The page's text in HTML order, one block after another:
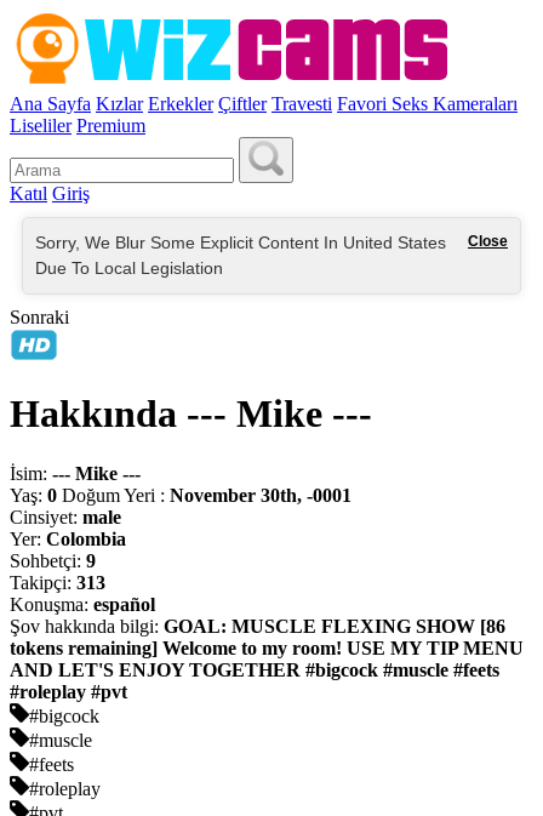
Ana Sayfa Kızlar Erkekler Çiftler Travesti Favori Seks Kameraları
Liseliler Premium
Katıl Giriş
Close
Sorry, We Blur Some Explicit Content In United States
Due To Local Legislation
Sonraki
Hakkında --- Mike ---
İsim: --- Mike ---
Yaş: 0 Doğum Yeri : November 30th, -0001
Cinsiyet: male
Yer: Colombia
Sohbetçi: 9
Takipçi: 313
Konuşma: español
Şov hakkında bilgi: GOAL: MUSCLE FLEXING SHOW [86
tokens remaining] Welcome to my room! USE MY TIP MENU
AND LET'S ENJOY TOGETHER #bigcock #muscle #feets
#roleplay #pvt
#bigcock
#muscle
#feets
#roleplay